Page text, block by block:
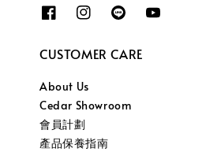
CUSTOMER CARE
About Us
Cedar Showroom
會員計劃
產品保養指南